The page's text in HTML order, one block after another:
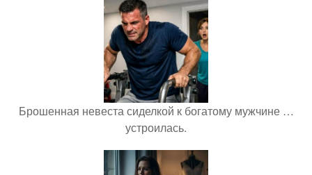
Брошенная невеста сиделкой к богатому мужчине …
устроилась.